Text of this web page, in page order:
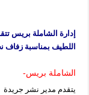
إدارة الشاملة بريس
اللطيف بمناسبة زفاف
الشاملة بريس-
يتقدم مدير نشر جريدة